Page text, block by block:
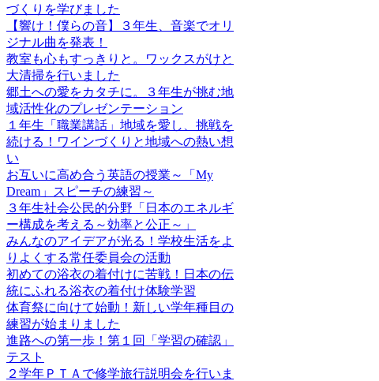
づくりを学びました
【響け！僕らの音】３年生、音楽でオリ
ジナル曲を発表！
教室も心もすっきりと。ワックスがけと
大清掃を行いました
郷土への愛をカタチに。３年生が挑む地
域活性化のプレゼンテーション
１年生「職業講話」地域を愛し、挑戦を
続ける！ワインづくりと地域への熱い想
い
お互いに高め合う英語の授業～「My
Dream」スピーチの練習～
３年生社会公民的分野「日本のエネルギ
ー構成を考える～効率と公正～」
みんなのアイデアが光る！学校生活をよ
りよくする常任委員会の活動
初めての浴衣の着付けに苦戦！日本の伝
統にふれる浴衣の着付け体験学習
体育祭に向けて始動！新しい学年種目の
練習が始まりました
進路への第一歩！第１回「学習の確認」
テスト
２学年ＰＴＡで修学旅行説明会を行いま